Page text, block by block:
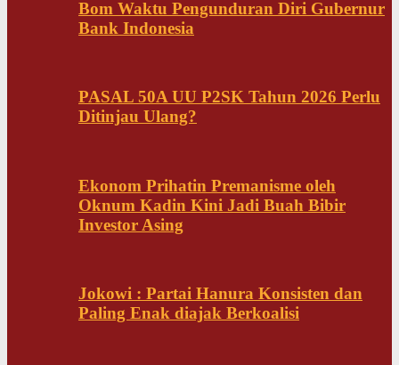
Bom Waktu Pengunduran Diri Gubernur
Bank Indonesia
PASAL 50A UU P2SK Tahun 2026 Perlu
Ditinjau Ulang?
Ekonom Prihatin Premanisme oleh
Oknum Kadin Kini Jadi Buah Bibir
Investor Asing
Jokowi : Partai Hanura Konsisten dan
Paling Enak diajak Berkoalisi